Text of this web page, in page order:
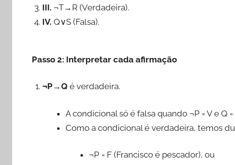
III. ¬T→R (Verdadeira).
IV. Q∨S (Falsa).
Passo 2: Interpretar cada afirmação
¬P→Q é verdadeira.
A condicional só é falsa quando ¬P = V e Q =
Como a condicional é verdadeira, temos
¬P = F (Francisco é pescador), ou